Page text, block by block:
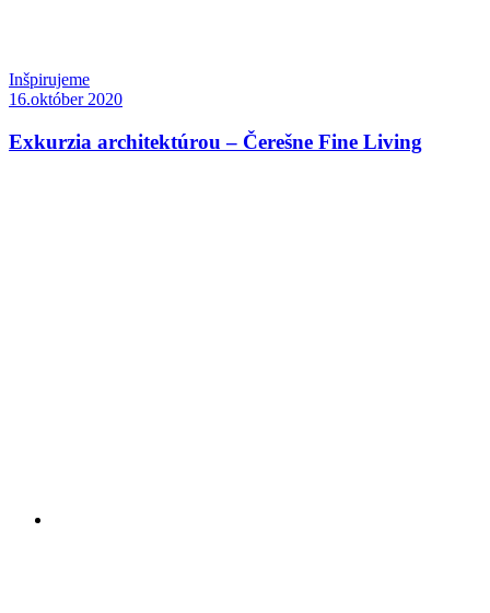
Inšpirujeme
16.október 2020
Exkurzia architektúrou – Čerešne Fine Living